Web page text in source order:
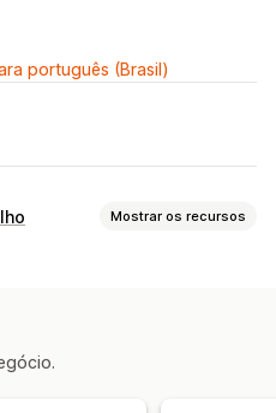
português (Brasil)
Mostrar os recursos